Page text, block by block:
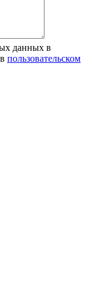
данных в
пользовательском